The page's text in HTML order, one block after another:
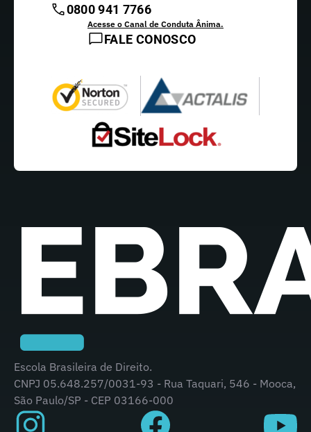
0800 941 7766
Acesse o Canal de Conduta Ânima.
FALE CONOSCO
Escola Brasileira de Direito.
CNPJ 05.648.257/0031-93 - Rua Taquari, 546 - Mooca,
São Paulo/SP - CEP 03166-000